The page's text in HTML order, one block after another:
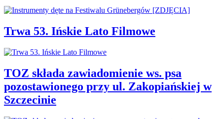
Trwa 53. Ińskie Lato Filmowe
TOZ składa zawiadomienie ws. psa
pozostawionego przy ul. Zakopiańskiej w
Szczecinie